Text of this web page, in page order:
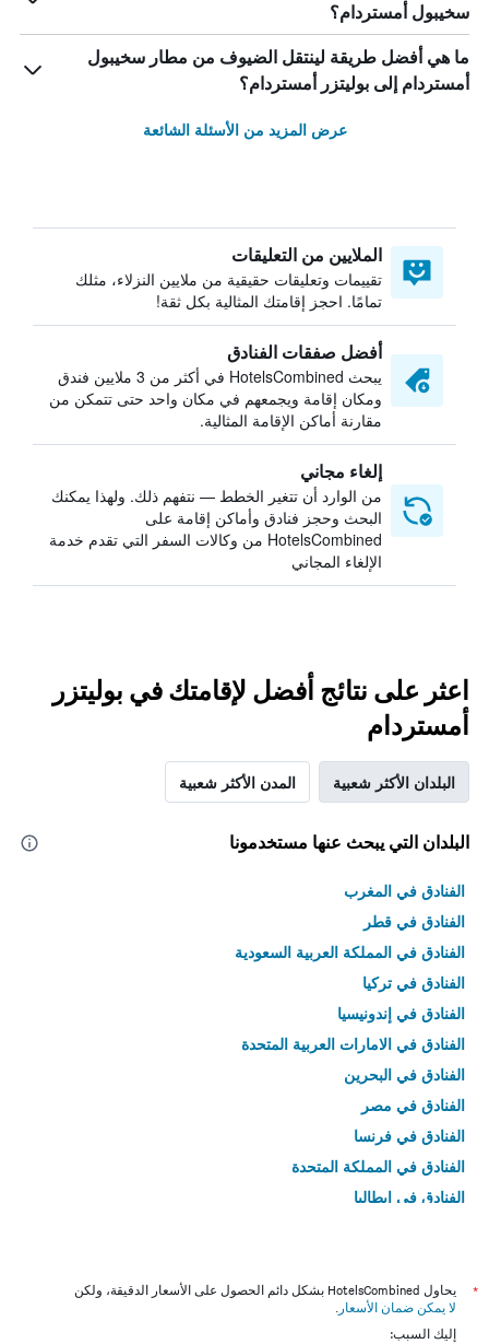
سخيبول أمستردام؟
ما هي أفضل طريقة لينتقل الضيوف من مطار سخيبول
أمستردام إلى بوليتزر أمستردام؟
عرض المزيد من الأسئلة الشائعة
الملايين من التعليقات
تقييمات وتعليقات حقيقية من ملايين النزلاء، مثلك
تمامًا. احجز إقامتك المثالية بكل ثقة!
أفضل صفقات الفنادق
يبحث HotelsCombined في أكثر من 3 ملايين فندق
ومكان إقامة ويجمعهم في مكان واحد حتى تتمكن من
مقارنة أماكن الإقامة المثالية.
إلغاء مجاني
من الوارد أن تتغير الخطط — نتفهم ذلك. ولهذا يمكنك
البحث وحجز فنادق وأماكن إقامة على
HotelsCombined من وكالات السفر التي تقدم خدمة
الإلغاء المجاني
اعثر على نتائج أفضل لإقامتك في بوليتزر
أمستردام
البلدان الأكثر شعبية المدن الأكثر شعبية
البلدان التي يبحث عنها مستخدمونا
الفنادق في المغرب
الفنادق في قطر
الفنادق في المملكة العربية السعودية
الفنادق في تركيا
الفنادق في إندونيسيا
الفنادق في الامارات العربية المتحدة
الفنادق في البحرين
الفنادق في مصر
الفنادق في فرنسا
الفنادق في المملكة المتحدة
الفنادق في إيطاليا
*
يحاول HotelsCombined بشكل دائم الحصول على الأسعار الدقيقة، ولكن
لا يمكن ضمان الأسعار .
إليك السبب: